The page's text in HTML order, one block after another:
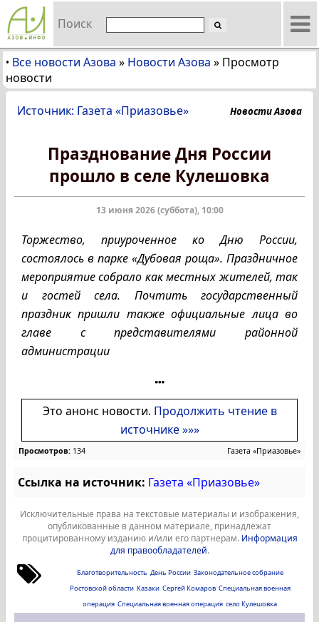
Поиск
• Все новости Азова » Новости Азова » Просмотр
новости
Источник: Газета «Приазовье» Новости Азова
Празднование Дня России
прошло в селе Кулешовка
13 июня 2026 (суббота), 10:00
Торжество, приуроченное ко Дню России,
состоялось в парке «Дубовая роща». Праздничное
мероприятие собрало как местных жителей, так
и гостей села. Почтить государственный
праздник пришли также официальные лица во
главе с представителями районной
администрации
Это анонс новости. Продолжить чтение в
источнике »»»
Просмотров: 134 Газета «Приазовье»
Ссылка на источник: Газета «Приазовье»
Исключительные права на текстовые материалы и изображения,
опубликованные в данном материале, принадлежат
процитированному изданию и/или его партнерам. Информация
для правообладателей.
Благотворительность День России Законодательное собрание
Ростовской области Казаки Сергей Комаров Специальная военная
операция Специальная военная операция село Кулешовка